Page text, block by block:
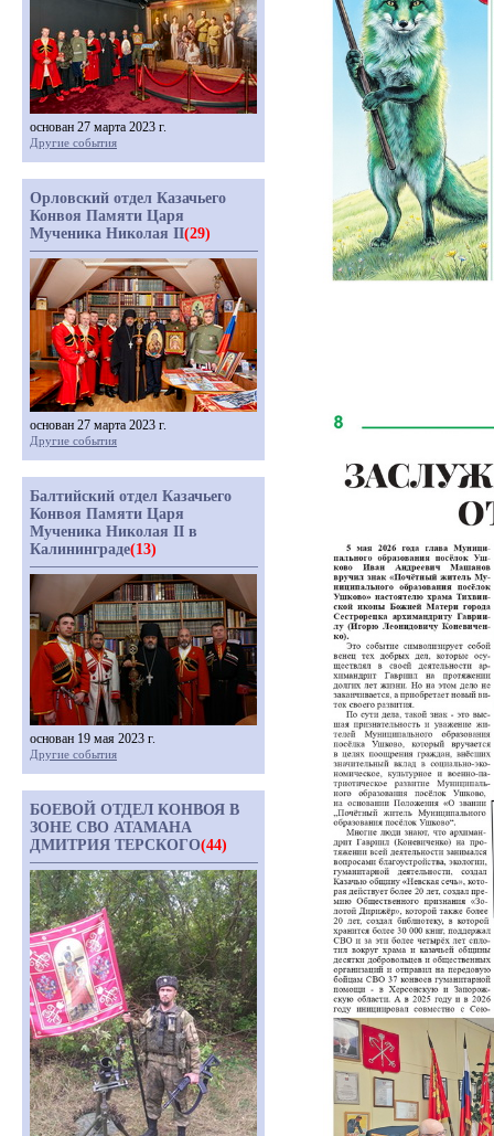
основан 27 марта 2023 г.
Другие события
Орловский отдел Казачьего
Конвоя Памяти Царя
Мученика Николая II(29)
основан 27 марта 2023 г.
Другие события
Балтийский отдел Казачьего
Конвоя Памяти Царя
Мученика Николая II в
Калининграде(13)
основан 19 мая 2023 г.
Другие события
БОЕВОЙ ОТДЕЛ КОНВОЯ В
ЗОНЕ СВО АТАМАНА
ДМИТРИЯ ТЕРСКОГО(44)